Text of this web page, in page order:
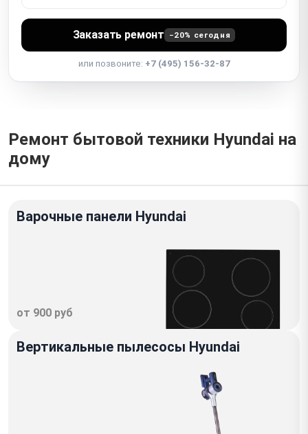
Заказать ремонт −20% сегодня
или позвоните: +7 (495) 156-32-87
Ремонт бытовой техники Hyundai на
дому
Варочные панели Hyundai
от 900 руб
Вертикальные пылесосы Hyundai